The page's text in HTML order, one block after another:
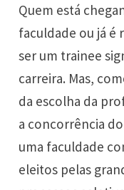
Quem está
faculdade ou já é
ser um trainee
carreira. Mas,
da escolha da
a concorrência
uma faculdade
eleitos pelas